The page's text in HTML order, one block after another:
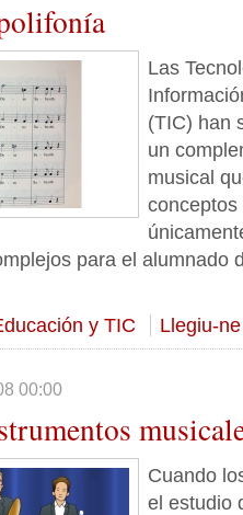
Las
(TIC) han
un
musical
para el alumnado
y TIC Llegiu-
00:00
Cuando
el estudio